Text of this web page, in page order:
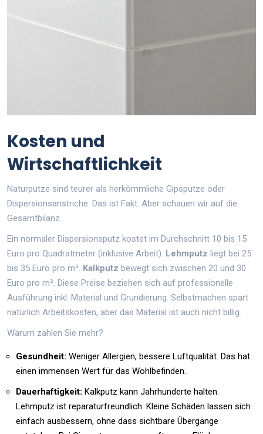
Kosten und
Wirtschaftlichkeit
Naturputze sind teurer als herkömmliche Gipsputze oder
Dispersionsanstriche. Das ist Fakt. Aber schauen wir auf die
Gesamtbilanz.
Ein normaler Dispersionsputz kostet im Durchschnitt 10 bis 15
Euro pro Quadratmeter (inklusive Arbeit). Lehmputz liegt bei 25
bis 35 Euro pro m². Kalkputz bewegt sich zwischen 20 und 30
Euro pro m². Diese Preise beziehen sich auf professionelle
Ausführung inkl. Material und Grundierung. Selbstmachen spart
natürlich Arbeitskosten, aber das Material ist auch nicht billig.
Warum zahlen Sie mehr?
Gesundheit: Weniger Allergien, bessere Luftqualität. Das hat
einen immensen Wert für das Wohlbefinden.
Dauerhaftigkeit: Kalkputz kann Jahrhunderte halten.
Lehmputz ist reparaturfreundlich. Kleine Schäden lassen sich
einfach ausbessern, ohne dass sichtbare Übergänge